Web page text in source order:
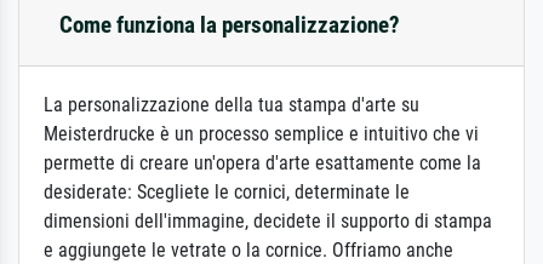
Come funziona la personalizzazione?
La personalizzazione della tua stampa d'arte su
Meisterdrucke è un processo semplice e intuitivo che vi
permette di creare un'opera d'arte esattamente come la
desiderate: Scegliete le cornici, determinate le
dimensioni dell'immagine, decidete il supporto di stampa
e aggiungete le vetrate o la cornice. Offriamo anche